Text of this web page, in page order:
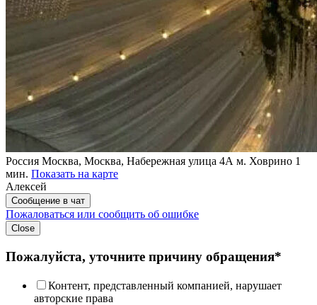
Россия Москва, Москва, Набережная улица 4А м. Ховрино 1
мин. Показать на карте
Алексей
Сообщение в чат
Пожаловаться или сообщить об ошибке
Close
Пожалуйста, уточните причину обращения*
Контент, представленный компанией, нарушает
авторские права